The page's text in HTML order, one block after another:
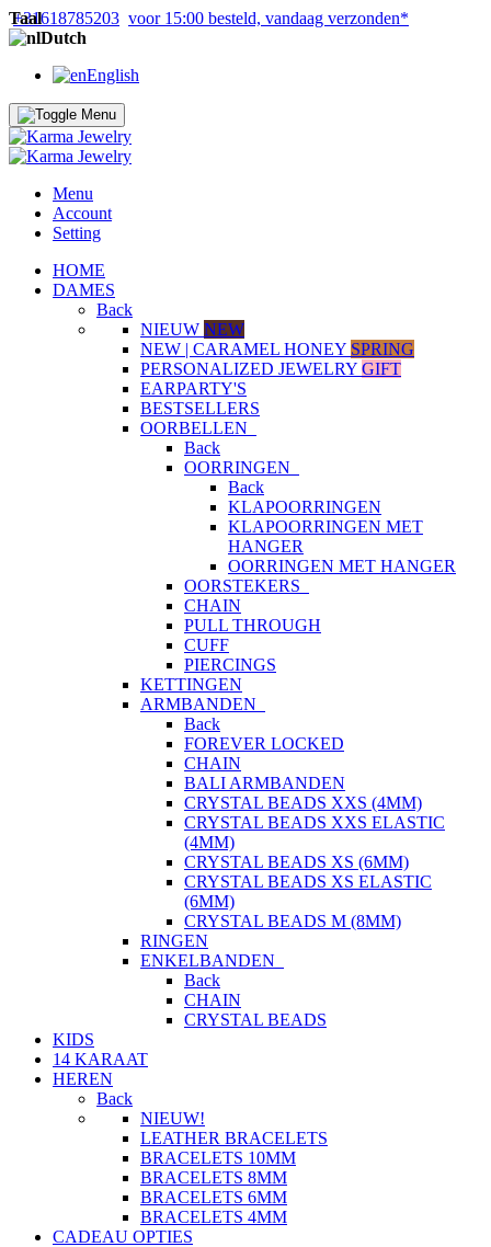
+31618785203 voor 15:00 besteld, vandaag verzonden*
Taal
Dutch
English
Menu
Account
Setting
HOME
DAMES
Back
NIEUW NEW
NEW | CARAMEL HONEY SPRING
PERSONALIZED JEWELRY GIFT
EARPARTY'S
BESTSELLERS
OORBELLEN
Back
OORRINGEN
Back
KLAPOORRINGEN
KLAPOORRINGEN MET
HANGER
OORRINGEN MET HANGER
OORSTEKERS
CHAIN
PULL THROUGH
CUFF
PIERCINGS
KETTINGEN
ARMBANDEN
Back
FOREVER LOCKED
CHAIN
BALI ARMBANDEN
CRYSTAL BEADS XXS (4MM)
CRYSTAL BEADS XXS ELASTIC
(4MM)
CRYSTAL BEADS XS (6MM)
CRYSTAL BEADS XS ELASTIC
(6MM)
CRYSTAL BEADS M (8MM)
RINGEN
ENKELBANDEN
Back
CHAIN
CRYSTAL BEADS
KIDS
14 KARAAT
HEREN
Back
NIEUW!
LEATHER BRACELETS
BRACELETS 10MM
BRACELETS 8MM
BRACELETS 6MM
BRACELETS 4MM
CADEAU OPTIES